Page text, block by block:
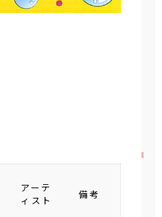
アーテ
ィスト
備考